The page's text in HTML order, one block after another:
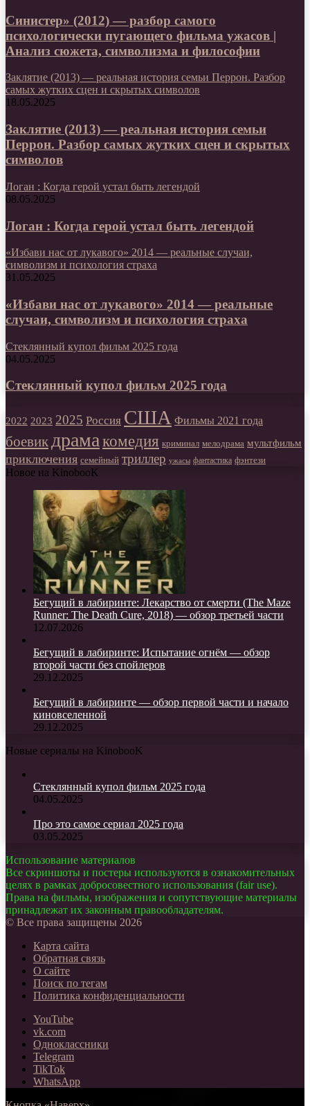
Синистер» (2012) — разбор самого
психологически пугающего фильма ужасов |
Анализ сюжета, символизма и философии
Заклятие (2013) — реальная история семьи Перрон. Разбор
самых жутких сцен и скрытых символов
18.05.2025
Заклятие (2013) — реальная история семьи
Перрон. Разбор самых жутких сцен и скрытых
символов
Логан : Когда герой устал быть легендой
08.05.2025
Логан : Когда герой устал быть легендой
«Избави нас от лукавого» 2014 — реальные случаи,
символизм и психология страха
31.05.2025
«Избави нас от лукавого» 2014 — реальные
случаи, символизм и психология страха
Стеклянный купол фильм 2025 года
04.05.2025
Стеклянный купол фильм 2025 года
2022 2023 2025 Россия США Фильмы 2021 года
боевик драма комедия криминал мелодрама мультфильм
приключения семейный триллер ужасы фантастика фэнтези
Новое на KinobooK
Бегущий в лабиринте: Лекарство от смерти (The Maze
Runner: The Death Cure, 2018) — обзор третьей части
12.07.2026
Бегущий в лабиринте: Испытание огнём — обзор
второй части без спойлеров
29.12.2025
Бегущий в лабиринте — обзор первой части и начало
киновселенной
29.12.2025
Новые сериалы на KinobooK
Стеклянный купол фильм 2025 года
04.05.2025
Про это самое сериал 2025 года
03.05.2025
Использование материалов
Все скриншоты и постеры используются в ознакомительных
целях в рамках добросовестного использования (fair use).
Права на фильмы, изображения и сопутствующие материалы
принадлежат их законным правообладателям.
© Все права защищены 2026
Карта сайта
Обратная связь
О сайте
Поиск по тегам
Политика конфиденциальности
YouTube
vk.com
Одноклассники
Telegram
TikTok
WhatsApp